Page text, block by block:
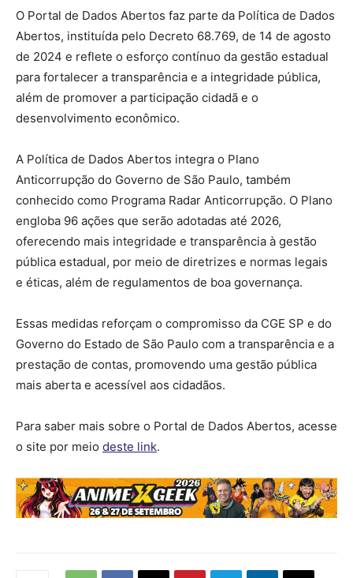
O Portal de Dados Abertos faz parte da Política de Dados
Abertos, instituída pelo Decreto 68.769, de 14 de agosto
de 2024 e reflete o esforço contínuo da gestão estadual
para fortalecer a transparência e a integridade pública,
além de promover a participação cidadã e o
desenvolvimento econômico.
A Política de Dados Abertos integra o Plano
Anticorrupção do Governo de São Paulo, também
conhecido como Programa Radar Anticorrupção. O Plano
engloba 96 ações que serão adotadas até 2026,
oferecendo mais integridade e transparência à gestão
pública estadual, por meio de diretrizes e normas legais
e éticas, além de regulamentos de boa governança.
Essas medidas reforçam o compromisso da CGE SP e do
Governo do Estado de São Paulo com a transparência e a
prestação de contas, promovendo uma gestão pública
mais aberta e acessível aos cidadãos.
Para saber mais sobre o Portal de Dados Abertos, acesse
o site por meio deste link.